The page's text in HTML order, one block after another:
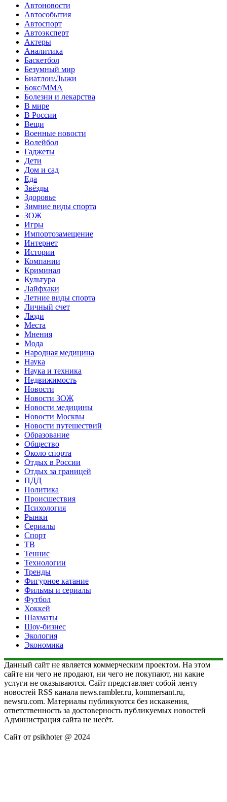
Автоновости
Автособытия
Автоспорт
Автоэксперт
Актеры
Аналитика
Баскетбол
Безумный мир
Биатлон/Лыжи
Бокс/MMA
Болезни и лекарства
В мире
В России
Вещи
Военные новости
Волейбол
Гаджеты
Дети
Дом и сад
Еда
Звёзды
Здоровье
Зимние виды спорта
ЗОЖ
Игры
Импортозамещение
Интернет
Истории
Компании
Криминал
Культура
Лайфхаки
Летние виды спорта
Личный счет
Люди
Места
Мнения
Мода
Народная медицина
Наука
Наука и техника
Недвижимость
Новости
Новости ЗОЖ
Новости медицины
Новости Москвы
Новости путешествий
Образование
Общество
Около спорта
Отдых в России
Отдых за границей
ПДД
Политика
Происшествия
Психология
Рынки
Сериалы
Спорт
ТВ
Теннис
Технологии
Тренды
Фигурное катание
Фильмы и сериалы
Футбол
Хоккей
Шахматы
Шоу-бизнес
Экология
Экономика
Данный сайт не является коммерческим проектом. На этом
сайте ни чего не продают, ни чего не покупают, ни какие
услуги не оказываются. Сайт представляет собой ленту
новостей RSS канала news.rambler.ru, kommersant.ru,
newsru.com. Материалы публикуются без искажения,
ответственность за достоверность публикуемых новостей
Администрация сайта не несёт.
Сайт от psikhoter @ 2024